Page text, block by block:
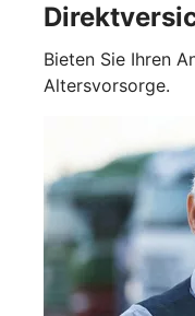
Bieten Sie Ihren
Altersvorsorge.